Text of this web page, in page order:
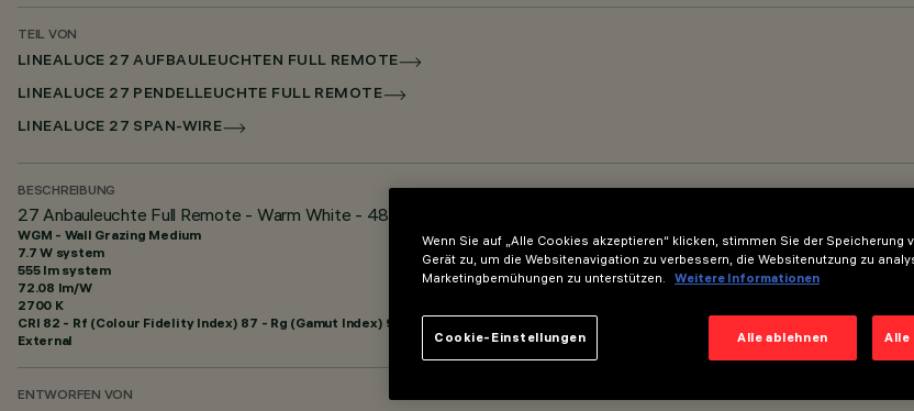
TEIL VON
LINEALUCE 27 AUFBAULEUCHTEN FULL REMOTE
LINEALUCE 27 PENDELLEUCHTE FULL REMOTE
LINEALUCE 27 SPAN-WIRE
BESCHREIBUNG
27 Anbauleuchte Full Remote - Warm White - 48Vdc - L=625mm - Optik Wall Grazing Medium
WGM - Wall Grazing Medium
7.7 W system
555 lm system
72.08 lm/W
2700 K
CRI 82 - Rf (Colour Fidelity Index) 87 - Rg (Gamut Index) 95
External
ENTWORFEN VON
Wenn Sie auf „Alle Cookies akzeptieren“ klicken, stimmen Sie der Speicherung
Gerät zu, um die Websitenavigation zu verbessern, die Websitenutzung zu
Marketingbemühungen zu unterstützen.
Weitere Informationen
Alle ablehnen Alle
Cookie-Einstellungen